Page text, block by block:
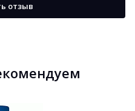
отзыв